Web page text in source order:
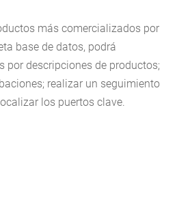
más comercializados por
base de datos, podrá
descripciones de productos;
realizar un seguimiento
los puertos clave.